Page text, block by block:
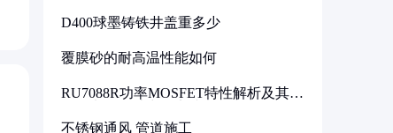
D400球墨铸铁井盖重多少
覆膜砂的耐高温性能如何
RU7088R功率MOSFET特性解析及其在
不锈钢通风 管道施工